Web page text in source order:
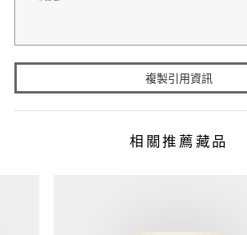
複製引用資訊
相關推薦藏品